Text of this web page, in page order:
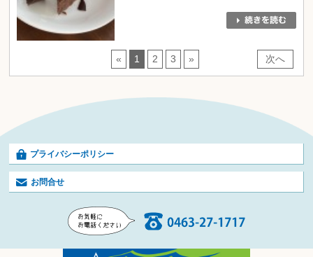
« 1 2 3 » 次へ
プライバシーポリシー
お問合せ